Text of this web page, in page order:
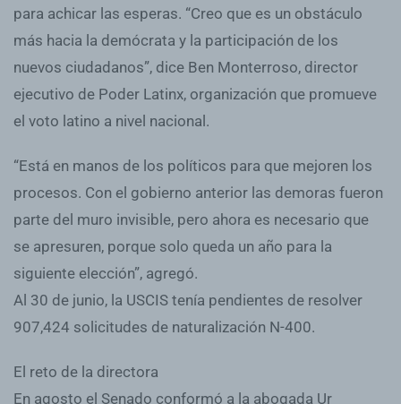
para achicar las esperas. “Creo que es un obstáculo
más hacia la demócrata y la participación de los
nuevos ciudadanos”, dice Ben Monterroso, director
ejecutivo de Poder Latinx, organización que promueve
el voto latino a nivel nacional.
“Está en manos de los políticos para que mejoren los
procesos. Con el gobierno anterior las demoras fueron
parte del muro invisible, pero ahora es necesario que
se apresuren, porque solo queda un año para la
siguiente elección”, agregó.
Al 30 de junio, la USCIS tenía pendientes de resolver
907,424 solicitudes de naturalización N-400.
El reto de la directora
En agosto el Senado conformó a la abogada Ur